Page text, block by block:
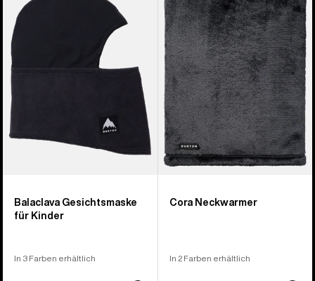
Face
Mask
für
Kinder
Balaclava Gesichtsmaske
für Kinder
In 3 Farben erhältlich
Nackenwärmer
Cora Neckwarmer
In 2 Farben erhältlich